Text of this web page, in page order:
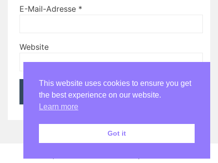
E-Mail-Adresse *
Website
This website uses cookies to ensure you get
the best experience on our website.
Learn more
Got it